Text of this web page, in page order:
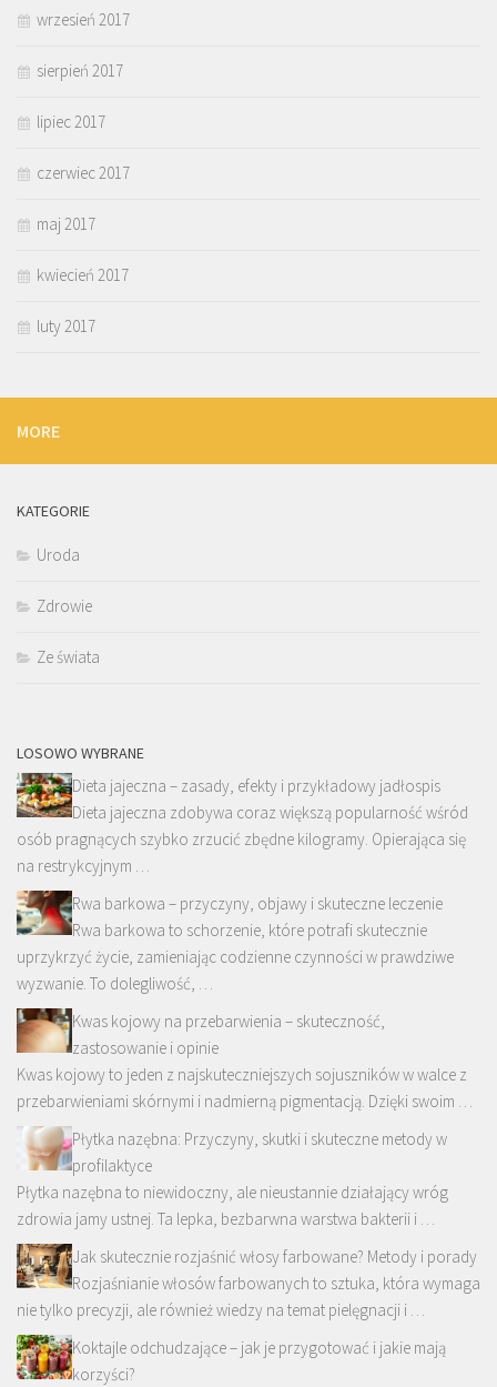
wrzesień 2017
sierpień 2017
lipiec 2017
czerwiec 2017
maj 2017
kwiecień 2017
luty 2017
MORE
KATEGORIE
Uroda
Zdrowie
Ze świata
LOSOWO WYBRANE
Dieta jajeczna – zasady, efekty i przykładowy jadłospis
Dieta jajeczna zdobywa coraz większą popularność wśród
osób pragnących szybko zrzucić zbędne kilogramy. Opierająca się
na restrykcyjnym …
Rwa barkowa – przyczyny, objawy i skuteczne leczenie
Rwa barkowa to schorzenie, które potrafi skutecznie
uprzykrzyć życie, zamieniając codzienne czynności w prawdziwe
wyzwanie. To dolegliwość, …
Kwas kojowy na przebarwienia – skuteczność,
zastosowanie i opinie
Kwas kojowy to jeden z najskuteczniejszych sojuszników w walce z
przebarwieniami skórnymi i nadmierną pigmentacją. Dzięki swoim …
Płytka nazębna: Przyczyny, skutki i skuteczne metody w
profilaktyce
Płytka nazębna to niewidoczny, ale nieustannie działający wróg
zdrowia jamy ustnej. Ta lepka, bezbarwna warstwa bakterii i …
Jak skutecznie rozjaśnić włosy farbowane? Metody i porady
Rozjaśnianie włosów farbowanych to sztuka, która wymaga
nie tylko precyzji, ale również wiedzy na temat pielęgnacji i …
Koktajle odchudzające – jak je przygotować i jakie mają
korzyści?